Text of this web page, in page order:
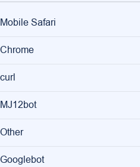
Mobile Safari
Chrome
curl
MJ12bot
Other
Googlebot